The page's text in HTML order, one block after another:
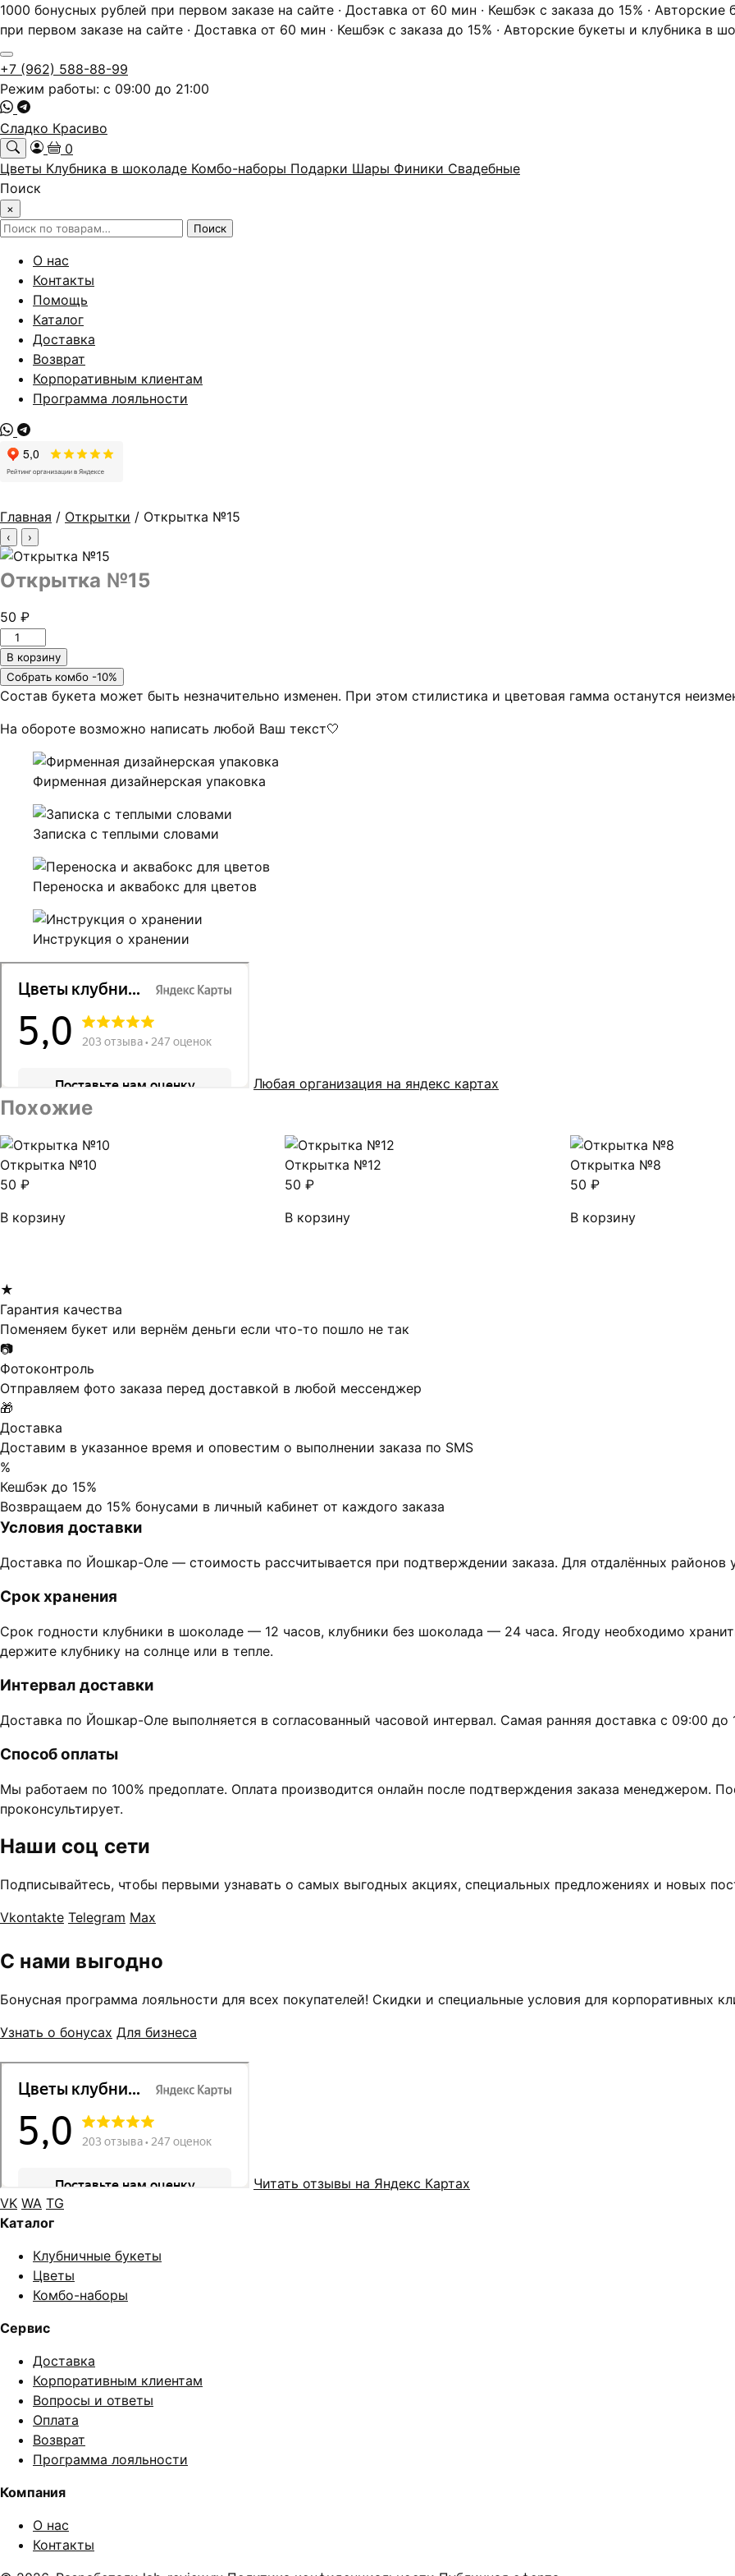
1000 бонусных рублей при первом заказе на сайте · Доставка от 60 мин · Кешбэк с заказа до 15% ·
при первом заказе на сайте · Доставка от 60 мин · Кешбэк с заказа до 15% · Авторские букеты и клубника в
+7 (962) 588-88-99
Режим работы: с 09:00 до 21:00
Сладко Красиво
0
Цветы Клубника в шоколаде Комбо-наборы Подарки Шары Финики Свадебные
Поиск
×
Искать: Поиск
О нас
Контакты
Помощь
Каталог
Доставка
Возврат
Корпоративным клиентам
Программа лояльности
Главная / Открытки / Открытка №15
‹ ›
Открытка №15
50 ₽
Количество
товара
Открытка
№15
В корзину
Собрать комбо -10%
Состав букета может быть незначительно изменен. При этом стилистика и цветовая гамма останутся
На обороте возможно написать любой Ваш текст🤍
Фирменная дизайнерская упаковка
Записка с теплыми словами
Переноска и аквабокс для цветов
Инструкция о хранении
Любая организация на яндекс картах
Похожие
Открытка №10
50 ₽
В корзину
Открытка №12
50₽
В корзину
Открытка №8
50 ₽
В корзину
★
Гарантия качества
Поменяем букет или вернём деньги если что-то пошло не так
📷
Фотоконтроль
Отправляем фото заказа перед доставкой в любой мессенджер
🎁
Доставка
Доставим в указанное время и оповестим о выполнении заказа по SMS
%
Кешбэк до 15%
Возвращаем до 15% бонусами в личный кабинет от каждого заказа
Условия доставки
Доставка по Йошкар-Оле — стоимость рассчитывается при подтверждении заказа. Для отдалённых районов
Срок хранения
Срок годности клубники в шоколаде — 12 часов, клубники без шоколада — 24 часа. Ягоду необходимо
держите клубнику на солнце или в тепле.
Интервал доставки
Доставка по Йошкар-Оле выполняется в согласованный часовой интервал. Самая ранняя доставка с 09:00 до
Способ оплаты
Мы работаем по 100% предоплате. Оплата производится онлайн после подтверждения заказа менеджером.
проконсультирует.
Наши соц сети
Подписывайтесь, чтобы первыми узнавать о самых выгодных акциях, специальных предложениях и новых
Vkontakte Telegram Max
С нами выгодно
Бонусная программа лояльности для всех покупателей! Скидки и специальные условия для корпоративных
Узнать о бонусах Для бизнеса
Читать отзывы на Яндекс Картах
VK WA TG
Каталог
Клубничные букеты
Цветы
Комбо-наборы
Сервис
Доставка
Корпоративным клиентам
Вопросы и ответы
Оплата
Возврат
Программа лояльности
Компания
О нас
Контакты